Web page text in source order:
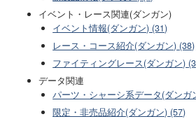
イベント・レース関連(ダンガン)
イベント情報(ダンガン) (31)
レース・コース紹介(ダンガン) (38)
ファイティングレース(ダンガン)
データ関連
パーツ・シャーシ系データ(ダンガ
限定・非売品紹介(ダンガン) (57)